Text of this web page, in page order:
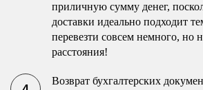
приличную сумму денег,
доставки идеально подходит
перевезти совсем немного, но
расстояния!
Возврат бухгалтерских